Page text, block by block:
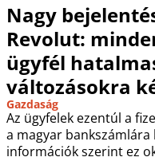
Nagy
Revolut:
ügyfél
változásokra
Gazdaság
Az ügyfelek ezentúl a
a magyar
információk szerint ez